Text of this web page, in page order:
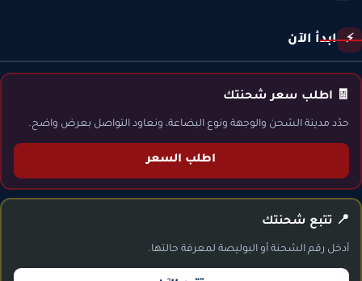
⚡ ابدأ الآن
🧾 اطلب سعر شحنتك
حدّد مدينة الشحن والوجهة ونوع البضاعة، ونعاود التواصل بعرض واضح.
اطلب السعر
📍 تتبع شحنتك
أدخل رقم الشحنة أو البوليصة لمعرفة حالتها.